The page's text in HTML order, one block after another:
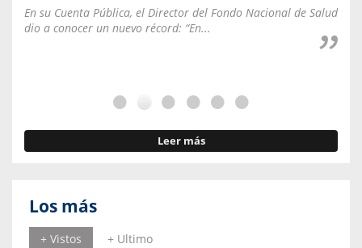
En su Cuenta Pública, el Director del Fondo Nacional de Salud
dio a conocer un nuevo récord: “En...
Leer más
Los más
+ Vistos
+ Ultimo